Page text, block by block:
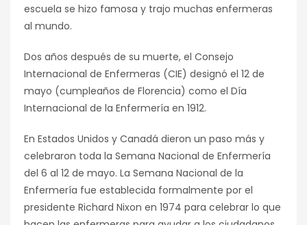
escuela se hizo famosa y trajo muchas enfermeras
al mundo.
Dos años después de su muerte, el Consejo
Internacional de Enfermeras (CIE) designó el 12 de
mayo (cumpleaños de Florencia) como el Día
Internacional de la Enfermería en 1912.
En Estados Unidos y Canadá dieron un paso más y
celebraron toda la Semana Nacional de Enfermería
del 6 al 12 de mayo. La Semana Nacional de la
Enfermería fue establecida formalmente por el
presidente Richard Nixon en 1974 para celebrar lo que